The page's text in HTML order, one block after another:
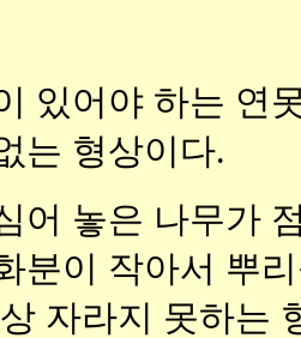
있어야 하는 연
는 형상이다.
어 놓은 나무가
분이 작아서 뿌
자라지 못하는